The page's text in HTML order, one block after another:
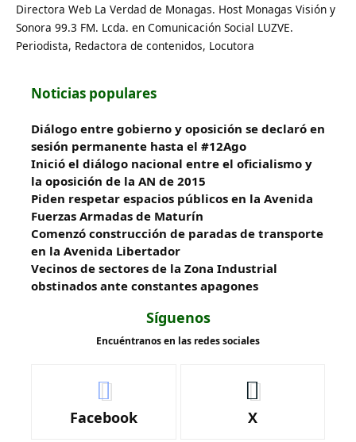
Directora Web La Verdad de Monagas. Host Monagas Visión y
Sonora 99.3 FM. Lcda. en Comunicación Social LUZVE.
Periodista, Redactora de contenidos, Locutora
Noticias populares
Diálogo entre gobierno y oposición se declaró en
sesión permanente hasta el #12Ago
Inició el diálogo nacional entre el oficialismo y
la oposición de la AN de 2015
Piden respetar espacios públicos en la Avenida
Fuerzas Armadas de Maturín
​Comenzó construcción de paradas de transporte
en la Avenida Libertador
Vecinos de sectores de la Zona Industrial
obstinados ante constantes apagones
Síguenos
Encuéntranos en las redes sociales
Facebook X